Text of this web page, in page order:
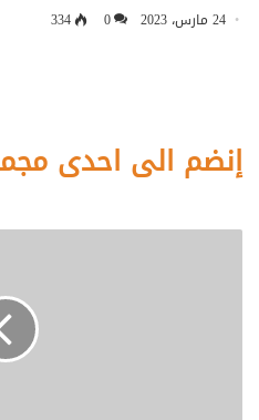
24 مارس، 2023 0
334
إنضم الى احدى